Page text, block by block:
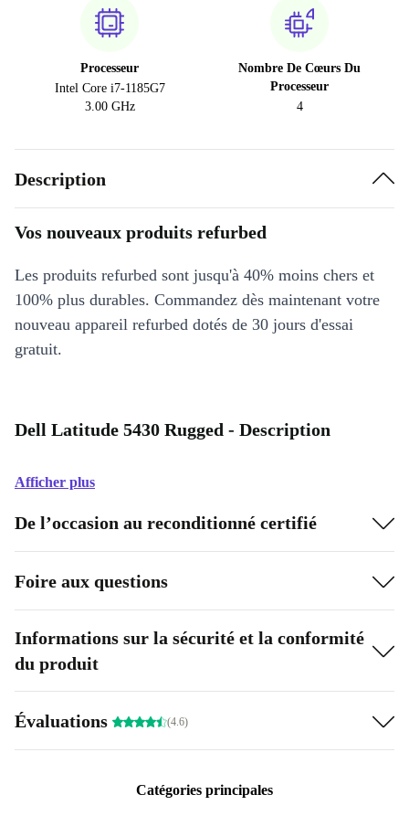
Processeur
Intel Core i7-1185G7
3.00 GHz
Nombre De Cœurs Du
Processeur
4
Description
Vos nouveaux produits refurbed
Les produits refurbed sont jusqu'à 40% moins chers et
100% plus durables. Commandez dès maintenant votre
nouveau appareil refurbed dotés de 30 jours d'essai
gratuit.
Dell Latitude 5430 Rugged - Description
Afficher plus
De l’occasion au reconditionné certifié
Foire aux questions
Informations sur la sécurité et la conformité
du produit
Évaluations (4.6)
Catégories principales